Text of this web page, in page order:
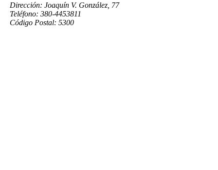
Dirección: Joaquín V. González, 77
Teléfono: 380-4453811
Código Postal: 5300